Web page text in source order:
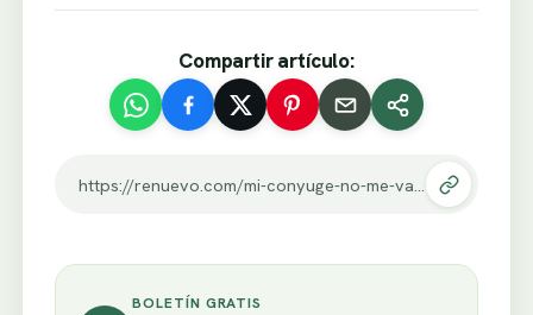
Compartir artículo:
BOLETÍN GRATIS